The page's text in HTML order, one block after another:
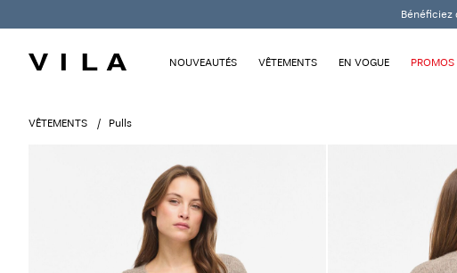
Bénéficiez
NOUVEAUTÉS VÊTEMENTS EN VOGUE PROMOS
VÊTEMENTS Pulls